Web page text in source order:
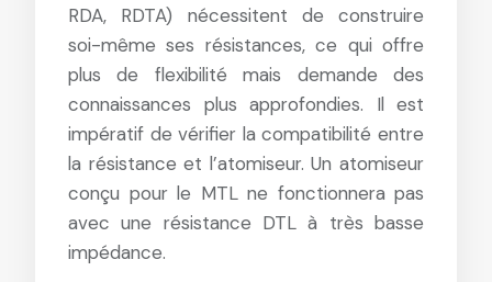
RDA, RDTA) nécessitent de construire
soi-même ses résistances, ce qui offre
plus de flexibilité mais demande des
connaissances plus approfondies. Il est
impératif de vérifier la compatibilité entre
la résistance et l’atomiseur. Un atomiseur
conçu pour le MTL ne fonctionnera pas
avec une résistance DTL à très basse
impédance.